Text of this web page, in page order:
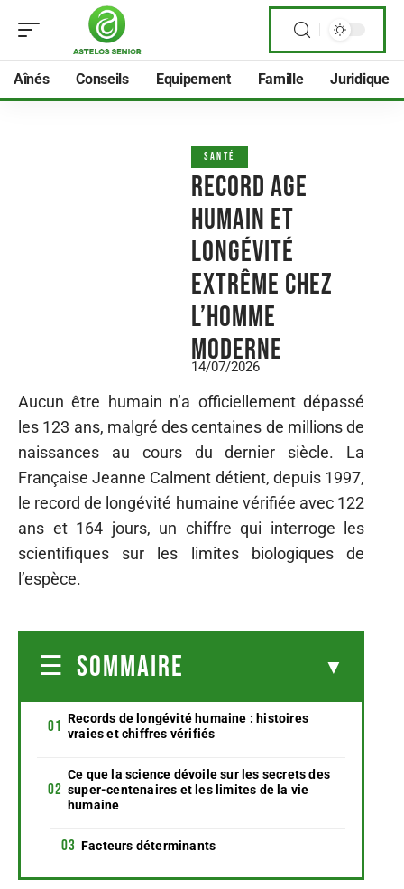
Aînés Conseils Equipement Famille Juridique
SANTÉ
Record age
humain et
longévité
extrême chez
l’homme
moderne
14/07/2026
Aucun être humain n’a officiellement dépassé
les 123 ans, malgré des centaines de millions de
naissances au cours du dernier siècle. La
Française Jeanne Calment détient, depuis 1997,
le record de longévité humaine vérifiée avec 122
ans et 164 jours, un chiffre qui interroge les
scientifiques sur les limites biologiques de
l’espèce.
SOMMAIRE
Records de longévité humaine : histoires
vraies et chiffres vérifiés
Ce que la science dévoile sur les secrets des
super-centenaires et les limites de la vie
humaine
Facteurs déterminants